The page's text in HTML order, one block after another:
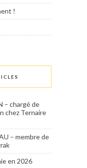
!
– chargé de
chez Ternaire
– membre de
en 2026